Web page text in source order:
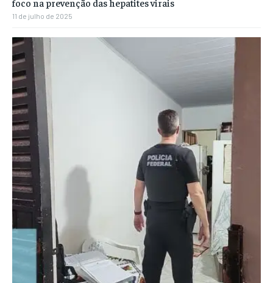
foco na prevenção das hepatites virais
11 de julho de 2025